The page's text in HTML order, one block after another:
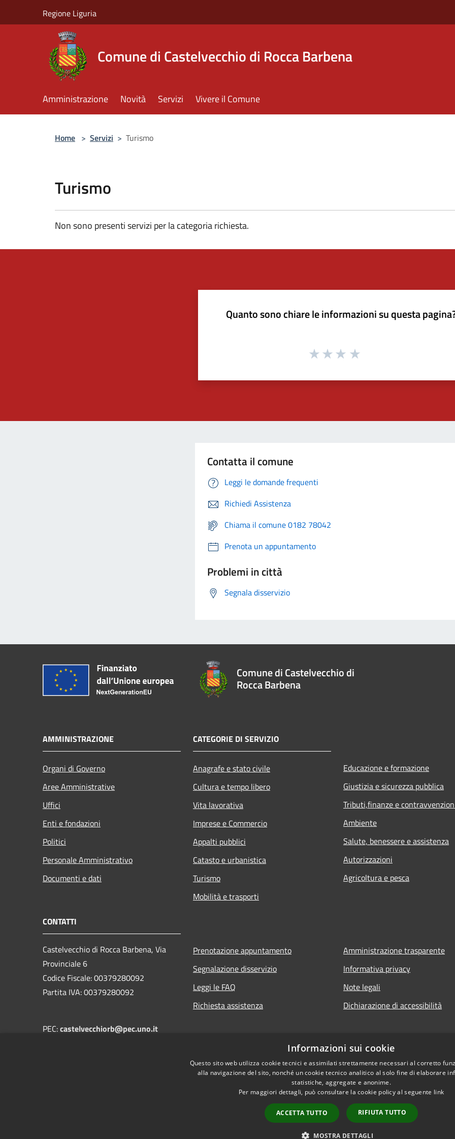
Regione Liguria
Comune di Castelvecchio di Rocca Barbena
Amministrazione Novità Servizi Vivere il Comune
Home > Servizi > Turismo
Turismo
Non sono presenti servizi per la categoria richiesta.
Quanto sono chiare le informazioni su questa
Contatta il comune
Leggi le domande frequenti
Richiedi Assistenza
Chiama il comune 0182 78042
Prenota un appuntamento
Problemi in città
Segnala disservizio
Comune di Castelvecchio di
Rocca Barbena
AMMINISTRAZIONE
Organi di Governo
Aree Amministrative
Uffici
Enti e fondazioni
Politici
Personale Amministrativo
Documenti e dati
CATEGORIE DI SERVIZIO
Anagrafe e stato civile
Cultura e tempo libero
Vita lavorativa
Imprese e Commercio
Appalti pubblici
Catasto e urbanistica
Turismo
Mobilità e trasporti
Educazione e formazione
Giustizia e sicurezza pubblica
Tributi,finanze e
Ambiente
Salute, benessere e assistenza
Autorizzazioni
Agricoltura e pesca
CONTATTI
Castelvecchio di Rocca Barbena, Via
Provinciale 6
Codice Fiscale: 00379280092
Partita IVA: 00379280092
PEC:castelvecchiorb@pec.uno.it
Prenotazione appuntamento
Segnalazione disservizio
Leggi le FAQ
Richiesta assistenza
Amministrazione trasparente
Informativa privacy
Note legali
Dichiarazione di accessibilità
Copyright © 2026 • Comune di
Informazioni sui cookie
Questo sito web utilizza cookie tecnici e assimilati strettamente necessari al corretto
alla navigazione del sito, nonché un cookie tecnico analitico al solo fine di elaborare
statistiche, aggregate e anonime.
Per maggiori dettagli, può consultare la cookie policy al seguente link
ACCETTA TUTTO RIFIUTA TUTTO
MOSTRA DETTAGLI